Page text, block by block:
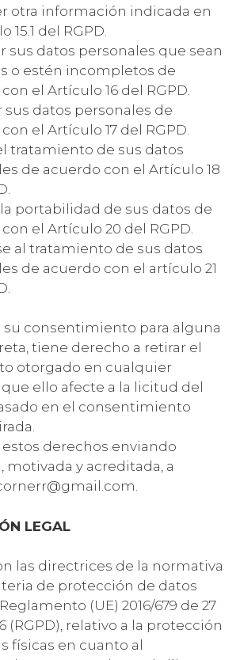
otra información indicada en
15.1 del RGPD.
sus datos personales que sean
o estén incompletos de
el Artículo 16 del RGPD.
sus datos personales de
el Artículo 17 del RGPD.
tratamiento de sus datos
de acuerdo con el Artículo 18
portabilidad de sus datos de
el Artículo 20 del RGPD.
al tratamiento de sus datos
de acuerdo con el artículo 21
su consentimiento para alguna
tiene derecho a retirar el
otorgado en cualquier
ello afecte a la licitud del
en el consentimiento
derechos enviando
y acreditada, a
LEGAL
las directrices de la normativa
de protección de datos
(UE) 2016/679 de 27
(RGPD), relativo a la protección
físicas en cuanto al